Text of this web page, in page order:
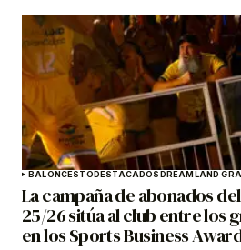
BALONCESTODESTACADOSDREAMLAND
La campaña de abonados
25/26 sitúa al club entre los
en los Sports Business